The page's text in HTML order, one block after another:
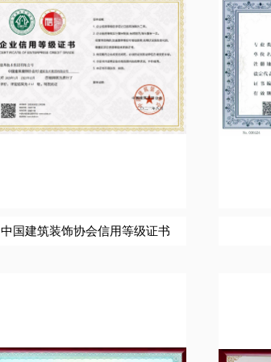
中国建筑装饰协会信用等级证书